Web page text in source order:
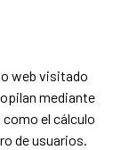
web visitado
mediante
el cálculo
de usuarios.